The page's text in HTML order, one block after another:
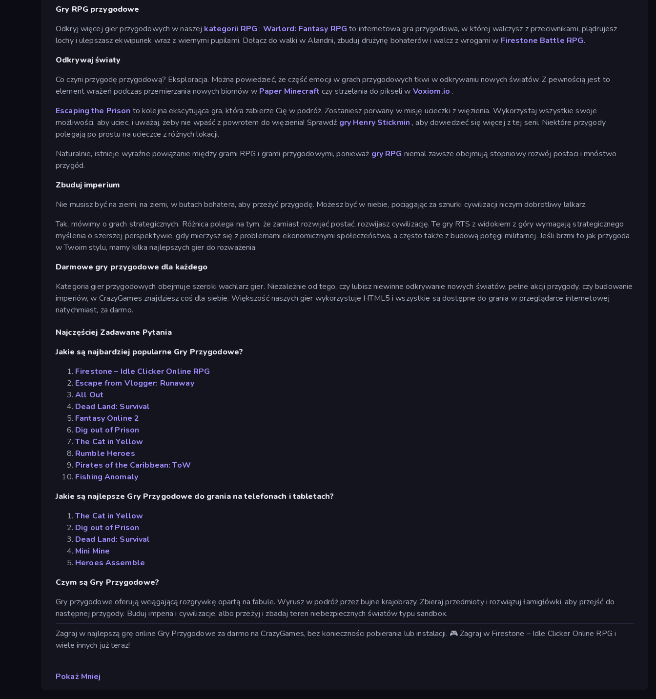
Gry RPG przygodowe
Odkryj więcej gier przygodowych w naszej kategorii RPG : Warlord: Fantasy RPG to internetowa gra przygodowa, w której walczysz z przeciwnikami, plądrujesz
lochy i ulepszasz ekwipunek wraz z wiernymi pupilami. Dołącz do walki w Alandrii, zbuduj drużynę bohaterów i walcz z wrogami w Firestone Battle RPG.
Odkrywaj światy
Co czyni przygodę przygodową? Eksploracja. Można powiedzieć, że część emocji w grach przygodowych tkwi w odkrywaniu nowych światów. Z pewnością jest to
element wrażeń podczas przemierzania nowych biomów w Paper Minecraft czy strzelania do pikseli w Voxiom.io .
Escaping the Prison to kolejna ekscytująca gra, która zabierze Cię w podróż. Zostaniesz porwany w misję ucieczki z więzienia. Wykorzystaj wszystkie swoje
możliwości, aby uciec, i uważaj, żeby nie wpaść z powrotem do więzienia! Sprawdź gry Henry Stickmin , aby dowiedzieć się więcej z tej serii. Niektóre przygody
polegają po prostu na ucieczce z różnych lokacji.
Naturalnie, istnieje wyraźne powiązanie między grami RPG i grami przygodowymi, ponieważ gry RPG niemal zawsze obejmują stopniowy rozwój postaci i mnóstwo
przygód.
Zbuduj imperium
Nie musisz być na ziemi, na ziemi, w butach bohatera, aby przeżyć przygodę. Możesz być w niebie, pociągając za sznurki cywilizacji niczym dobrotliwy lalkarz.
Tak, mówimy o grach strategicznych. Różnica polega na tym, że zamiast rozwijać postać, rozwijasz cywilizację. Te gry RTS z widokiem z góry wymagają strategicznego
myślenia o szerszej perspektywie, gdy mierzysz się z problemami ekonomicznymi społeczeństwa, a często także z budową potęgi militarnej. Jeśli brzmi to jak przygoda
w Twoim stylu, mamy kilka najlepszych gier do rozważenia.
Darmowe gry przygodowe dla każdego
Kategoria gier przygodowych obejmuje szeroki wachlarz gier. Niezależnie od tego, czy lubisz niewinne odkrywanie nowych światów, pełne akcji przygody, czy budowanie
imperiów, w CrazyGames znajdziesz coś dla siebie. Większość naszych gier wykorzystuje HTML5 i wszystkie są dostępne do grania w przeglądarce internetowej
natychmiast, za darmo.
Najczęściej Zadawane Pytania
Jakie są najbardziej popularne Gry Przygodowe?
Firestone – Idle Clicker Online RPG
Escape from Vlogger: Runaway
All Out
Dead Land: Survival
Fantasy Online 2
Dig out of Prison
The Cat in Yellow
Rumble Heroes
Pirates of the Caribbean: ToW
Fishing Anomaly
Jakie są najlepsze Gry Przygodowe do grania na telefonach i tabletach?
The Cat in Yellow
Dig out of Prison
Dead Land: Survival
Mini Mine
Heroes Assemble
Czym są Gry Przygodowe?
Gry przygodowe oferują wciągającą rozgrywkę opartą na fabule. Wyrusz w podróż przez bujne krajobrazy. Zbieraj przedmioty i rozwiązuj łamigłówki, aby przejść do
następnej przygody. Buduj imperia i cywilizacje, albo przeżyj i zbadaj teren niebezpiecznych światów typu sandbox.
Zagraj w najlepszą grę online Gry Przygodowe za darmo na CrazyGames, bez konieczności pobierania lub instalacji. 🎮 Zagraj w Firestone – Idle Clicker Online RPG i
wiele innych już teraz!
Pokaż Mniej